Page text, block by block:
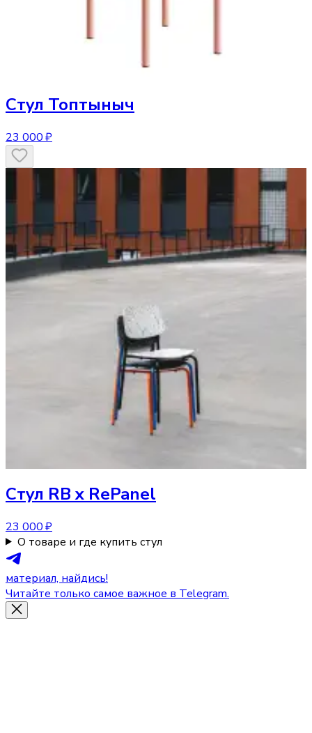
Стул Топтыныч
23 000 ₽
Стул RB x RePanel
23 000 ₽
О товаре и где купить стул
материал, найдись!
Читайте только самое важное в Telegram.